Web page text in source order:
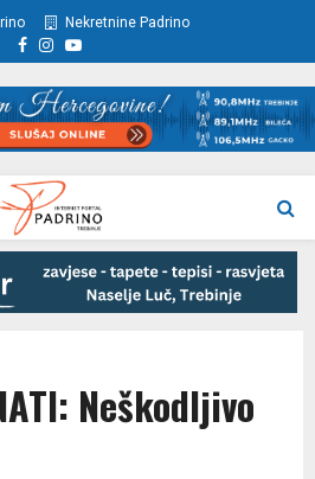
Nekretnine Padrino
Facebook
Instagram
Youtube
Neškodljivo